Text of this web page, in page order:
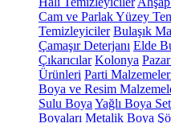
Cam ve Parlak Yüzey
Temizleyiciler Bulaşık
Çamaşır Deterjanı Elde
Çıkarıcılar Kolonya
Ürünleri Parti
Boya ve Resim
Sulu Boya Yağlı Boya
Boyaları Metalik Boya